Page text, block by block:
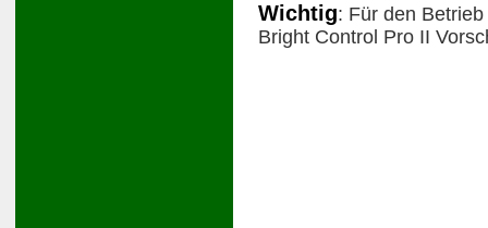
Wichtig: Für den
Bright Control Pro II